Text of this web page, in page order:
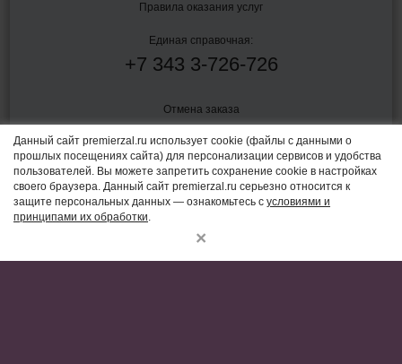
Правила оказания услуг
Единая справочная:
+7 343 3-726-726
Отмена заказа
Политика конфиденциальности
Согласие на обработку персональных данных
Пользовательское соглашение
Правила оказания услуг по показу фильмов в кинозалах и связанных
Данный сайт premierzal.ru использует cookie (файлы с данными о
прошлых посещениях сайта) для персонализации сервисов и удобства
пользователей. Вы можете запретить сохранение cookie в настройках
своего браузера. Данный сайт premierzal.ru серьезно относится к
защите персональных данных — ознакомьтесь с условиями и
принципами их обработки.
×